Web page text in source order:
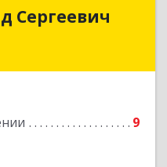
Сергеевич
9
Поронайск г, Фрунзе